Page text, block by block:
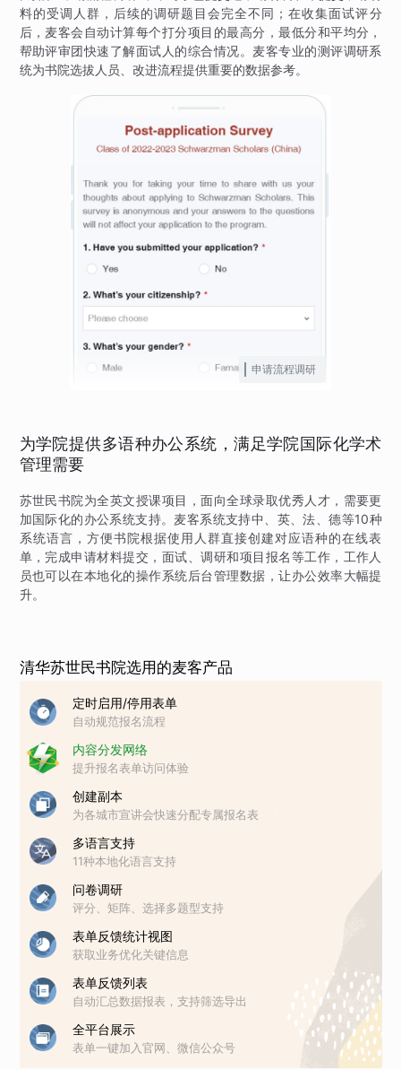
料的受调人群，后续的调研题目会完全不同；在收集面试评分
后，麦客会自动计算每个打分项目的最高分，最低分和平均分，
帮助评审团快速了解面试人的综合情况。麦客专业的测评调研系
统为书院选拔人员、改进流程提供重要的数据参考。
申请流程调研
为学院提供多语种办公系统，满足学院国际化学术
管理需要
苏世民书院为全英文授课项目，面向全球录取优秀人才，需要更
加国际化的办公系统支持。麦客系统支持中、英、法、德等10种
系统语言，方便书院根据使用人群直接创建对应语种的在线表
单，完成申请材料提交，面试、调研和项目报名等工作，工作人
员也可以在本地化的操作系统后台管理数据，让办公效率大幅提
升。
清华苏世民书院选用的麦客产品
定时启用/停用表单
自动规范报名流程
内容分发网络
提升报名表单访问体验
创建副本
为各城市宣讲会快速分配专属报名表
多语言支持
11种本地化语言支持
问卷调研
评分、矩阵、选择多题型支持
表单反馈统计视图
获取业务优化关键信息
表单反馈列表
自动汇总数据报表，支持筛选导出
全平台展示
表单一键加入官网、微信公众号